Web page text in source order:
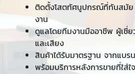
ติดตั้งโสตทัศนูปกรณ์ที่ทันสมัย
งาน
ดูแลโดยทีมงานมืออาชีพ ผู้เชี่
และเสียง
สินค้าได้รับมาตรฐาน จากแบร
พร้อมบริการหลังการขายที่ใส่ใจ